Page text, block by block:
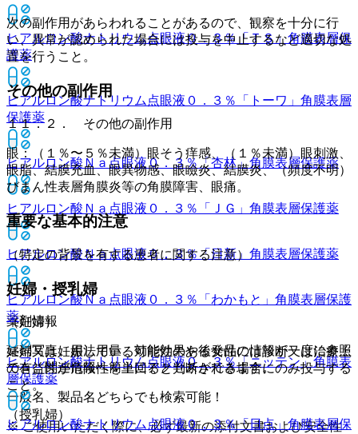
ヒアルロン酸ナトリウム点眼液０．３％「ＴＳ」角膜表層保
護薬
ヒアルロン酸ナトリウム点眼液０．３％「トーワ」 角膜表層
保護薬
ヒアルロン酸Ｎａ点眼液０．３％「杏林」角膜表層保護薬
ヒアルロン酸Ｎａ点眼液０．３％「ＪＧ」 角膜表層保護薬
ヒアルロン酸Ｎａ点眼液０．３％「日新」 角膜表層保護薬
ヒアルロン酸Ｎａ点眼液０．３％「わかもと」 角膜表層保護
薬
ヒアルロン酸ナトリウム点眼液０．３％「ニッテン」角膜表
層保護薬
ヒアルロン酸ナトリウム点眼液０．３％「日点」角膜表層保
次の副作用があらわれることがあるので、観察を十分に行
い、異常が認められた場合には投与を中止するなど適切な処
置を行うこと。
その他の副作用
１１．２． その他の副作用
眼：（１％〜５％未満）眼そう痒感、（１％未満）眼刺激、
眼脂、結膜充血、眼異物感、眼瞼炎、結膜炎、（頻度不明）
びまん性表層角膜炎等の角膜障害、眼痛。
重要な基本的注意
（特定の背景を有する患者に関する注意）
妊婦・授乳婦
（妊婦）
妊婦又は妊娠している可能性のある女性には診断又は治療上
の有益性が危険性を上回ると判断される場合にのみ投与する
こと。
（授乳婦）
薬剤情報
薬剤写真、用法用量、効能効果や後発品の情報が一度に参照
でき、関連情報へ簡単にアクセスができます。
一般名、製品名どちらでも検索可能！
※ ご使用いただく際に、必ず最新の添付文書および安全性